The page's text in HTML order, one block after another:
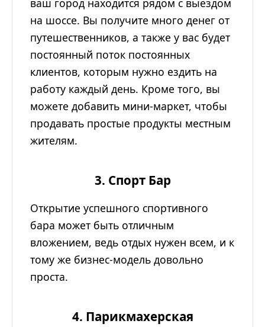
ваш город находится рядом с выездом
на шоссе. Вы получите много денег от
путешественников, а также у вас будет
постоянный поток постоянных
клиентов, которым нужно ездить на
работу каждый день. Кроме того, вы
можете добавить мини-маркет, чтобы
продавать простые продукты местным
жителям.
3. Спорт Бар
Открытие успешного спортивного
бара может быть отличным
вложением, ведь отдых нужен всем, и к
тому же бизнес-модель довольно
проста.
4. Парикмахерская